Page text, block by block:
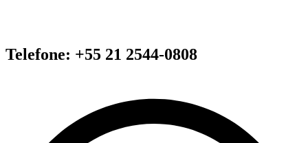
Telefone: +55 21 2544-0808